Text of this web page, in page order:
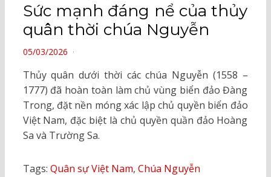
Sức mạnh đáng nể của thủy
quân thời chúa Nguyễn
POSTED
05/03/2026
Thủy quân dưới thời các chúa Nguyễn (1558 –
1777) đã hoàn toàn làm chủ vùng biển đảo Đàng
Trong, đặt nền móng xác lập chủ quyền biển đảo
Việt Nam, đặc biệt là chủ quyền quần đảo Hoàng
Sa và Trường Sa.
Tags: Quân sự Việt Nam, Chúa Nguyễn